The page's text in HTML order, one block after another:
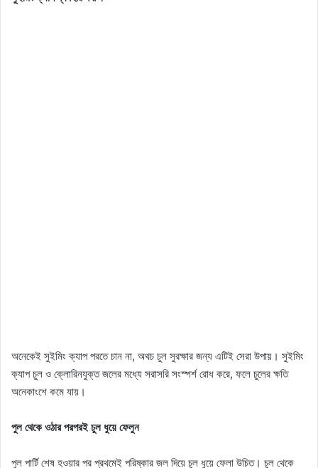
অনেকেই সুইমিং ক্যাপ পরতে চান না, অথচ চুল সুরক্ষার জন্য এটিই সেরা উপায়। সুইমিং
ক্যাপ চুল ও ক্লোরিনযুক্ত জলের মধ্যে সরাসরি সংস্পর্শ রোধ করে, ফলে চুলের ক্ষতি
অনেকাংশে কমে যায়।
পুল থেকে ওঠার পরপরই চুল ধুয়ে ফেলুন
পুল পার্টি শেষ হওয়ার পর প্রথমেই পরিষ্কার জল দিয়ে চুল ধুয়ে ফেলা উচিত। চুল থেকে